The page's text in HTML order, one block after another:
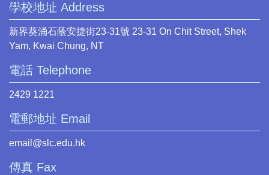
學校地址 Address
新界葵涌石蔭安捷街23-31號 23-31 On Chit Street, Shek
Yam, Kwai Chung, NT
電話 Telephone
2429 1221
電郵地址 Email
email@slc.edu.hk
傳真 Fax